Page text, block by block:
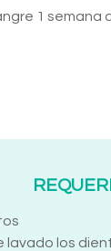
1 semana
lavado los